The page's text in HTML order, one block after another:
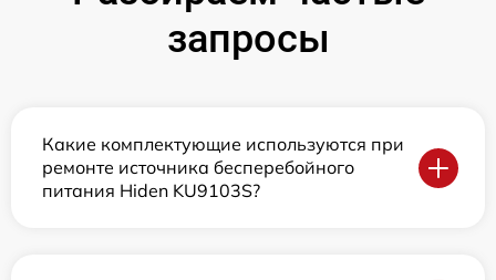
запросы
Какие комплектующие используются при
ремонте источника бесперебойного
питания Hiden KU9103S?